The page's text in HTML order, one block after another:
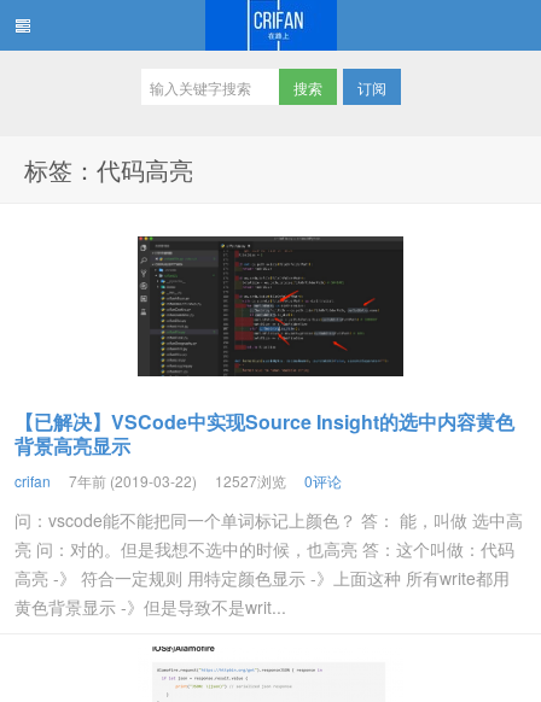
订阅
标签：代码高亮
【已解决】VSCode中实现Source Insight的选中内容黄色
背景高亮显示
crifan 7年前 (2019-03-22) 12527浏览 0评论
问：vscode能不能把同一个单词标记上颜色？ 答： 能，叫做 选中高
亮 问：对的。但是我想不选中的时候，也高亮 答：这个叫做：代码
高亮 -》 符合一定规则 用特定颜色显示 -》上面这种 所有write都用
黄色背景显示 -》但是导致不是writ...